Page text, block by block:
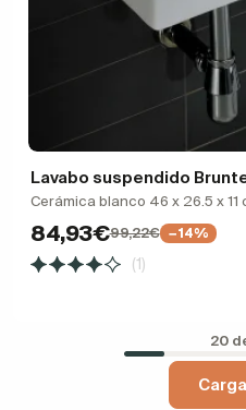
Lavabo suspendido
Cerámica blanco 46 x 26.5 x 11
84,93€99,22€ −14%
(1)
20